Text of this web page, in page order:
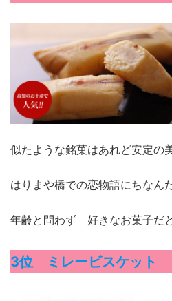
似たような銘菓はあれど安定の
はりまや橋での恋物語にちなん
年齢と問わず 好きなお菓子だ
3位 ミレービスケット